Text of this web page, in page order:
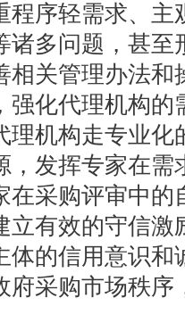
程序轻需求、主
诸多问题，甚至
相关管理办法和
强化代理机构的
理机构走专业化
，发挥专家在需
在采购评审中的
立有效的守信激
体的信用意识和
府采购市场秩序